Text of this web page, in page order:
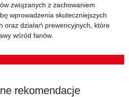
związanych z zachowaniem
wprowadzenia skuteczniejszych
oraz działań prewencyjnych, które
wśród fanów.
rekomendacje